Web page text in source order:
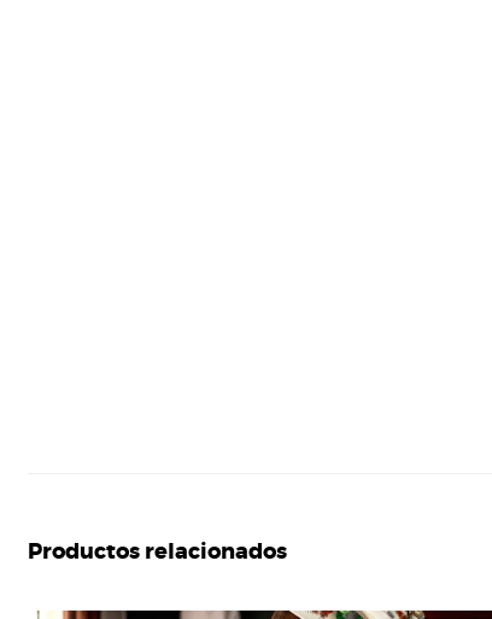
Productos relacionados